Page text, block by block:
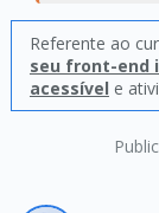
Referente ao
seu front-end
acessível e